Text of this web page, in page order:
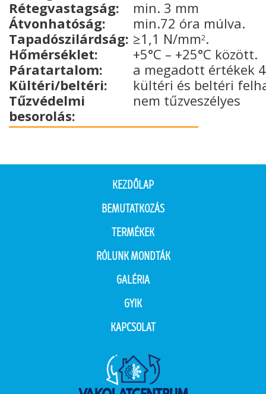
Rétegvastagság:
min. 3 mm
Átvonhatóság:
min.72 óra múlva.
Tapadószilárdság: ≥1,1 N/mm2.
Hőmérséklet:
+5°C – +25°C között.
Páratartalom:
a megadott értékek
Kültéri/beltéri:
kültéri és beltéri
Tűzvédelmi
besorolás:
nem tűzveszélyes
KEZDŐLAP
BEMUTATKOZÁS
TERMÉKEK
RÓLUNK MONDTÁK
GALÉRIA
GYIK
KAPCSOLAT